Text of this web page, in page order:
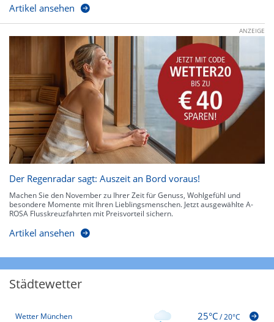
Artikel ansehen
ANZEIGE
Der Regenradar sagt: Auszeit an Bord voraus!
Machen Sie den November zu Ihrer Zeit für Genuss, Wohlgefühl und
besondere Momente mit Ihren Lieblingsmenschen. Jetzt ausgewählte A-
ROSA Flusskreuzfahrten mit Preisvorteil sichern.
Artikel ansehen
Städtewetter
Wetter München 25°C/20°C